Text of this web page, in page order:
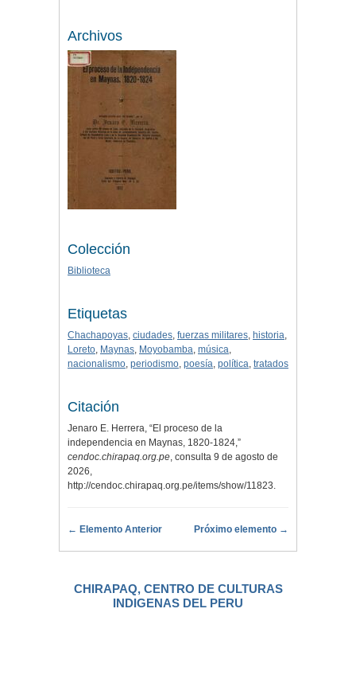
Archivos
Colección
Biblioteca
Etiquetas
Chachapoyas, ciudades, fuerzas militares, historia,
Loreto, Maynas, Moyobamba, música,
nacionalismo, periodismo, poesía, política, tratados
Citación
Jenaro E. Herrera, “El proceso de la
independencia en Maynas, 1820-1824,”
cendoc.chirapaq.org.pe, consulta 9 de agosto de
2026,
http://cendoc.chirapaq.org.pe/items/show/11823.
← Elemento Anterior Próximo elemento →
CHIRAPAQ, CENTRO DE CULTURAS
INDIGENAS DEL PERU